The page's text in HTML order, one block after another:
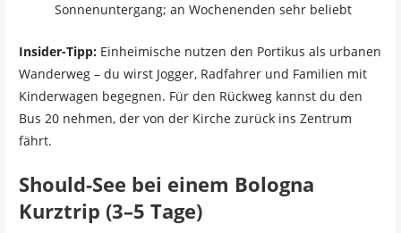
Sonnenuntergang; an Wochenenden sehr beliebt
Insider-Tipp:Einheimische nutzen den Portikus als urbanen
Wanderweg – du wirst Jogger, Radfahrer und Familien mit
Kinderwagen begegnen. Für den Rückweg kannst du den
Bus 20 nehmen, der von der Kirche zurück ins Zentrum
fährt.
Should-See bei einem Bologna
Kurztrip (3–5 Tage)